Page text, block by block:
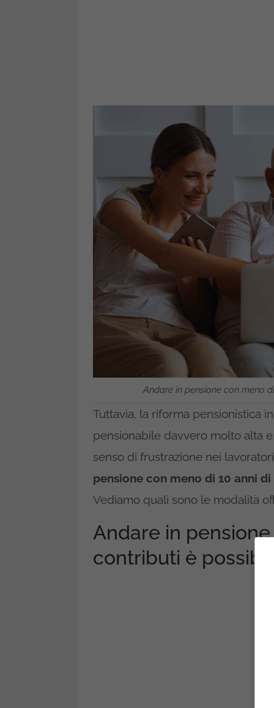
Andare in pensione con meno
Tuttavia, la riforma pensionistica
pensionabile davvero molto alta
senso di frustrazione nei
pensione con meno di 10 anni
Vediamo quali sono le modalità
Andare in
contributi è possibile